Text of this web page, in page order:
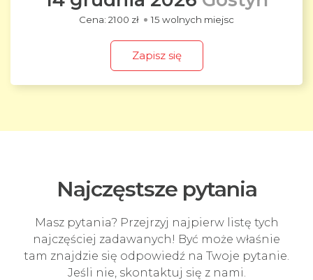
2100 zł 15 wolnych miejsc
Zapisz się
Najczęstsze pytania
Masz pytania? Przejrzyj najpierw listę tych
najczęściej zadawanych! Być może właśnie
tam znajdzie się odpowiedź na Twoje pytanie.
Jeśli nie, skontaktuj się z nami.